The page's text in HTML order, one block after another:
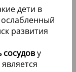
дети в
развития
у